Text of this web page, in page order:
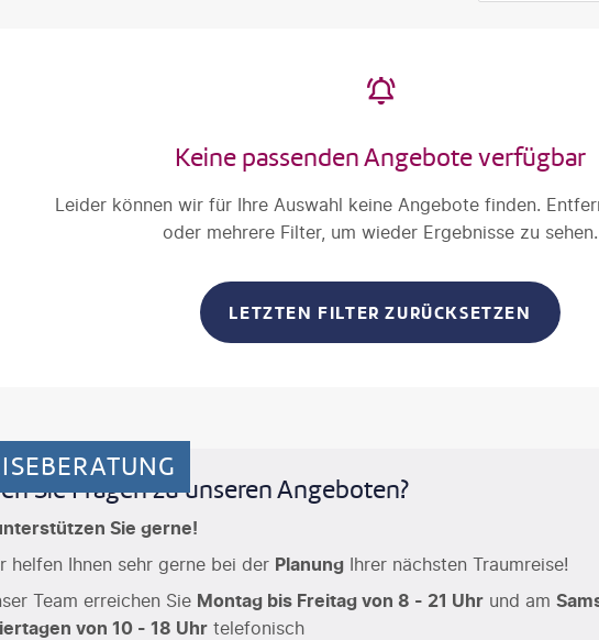
Keine passenden Angebote verfügbar
Leider können wir für Ihre Auswahl keine Angebote finden.
oder mehrere Filter, um wieder Ergebnisse zu sehen.
LETZTEN FILTER ZURÜCKSETZEN
Sie Fragen zu unseren Angeboten?
Sie gerne!
helfen Ihnen sehr gerne bei der Planung Ihrer nächsten Traumreise!
Team erreichen Sie Montag bis Freitag von 8 - 21 Uhr und am
von 10 - 18 Uhr telefonisch